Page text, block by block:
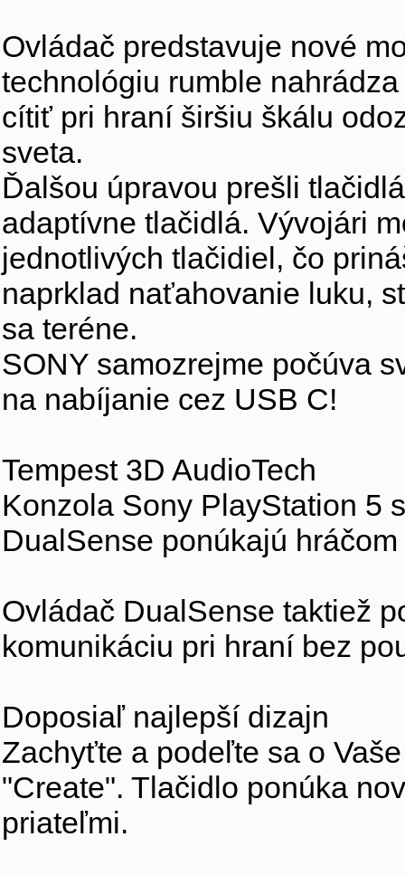
Ovládač predstavuje nové
technológiu rumble
cítiť pri hraní širšiu škálu
sveta.
Ďalšou úpravou prešli
adaptívne tlačidlá. Vývojári
jednotlivých tlačidiel, čo
naprklad naťahovanie luku,
sa teréne.
SONY samozrejme počúva
na nabíjanie cez USB C!
Tempest 3D AudioTech
Konzola Sony PlayStation 5
DualSense ponúkajú
Ovládač DualSense taktiež
komunikáciu pri hraní bez
Doposiaľ najlepší dizajn
Zachyťte a podeľte sa o
"Create". Tlačidlo ponúka
priateľmi.